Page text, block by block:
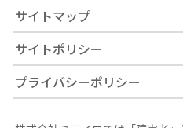
サイトマップ
サイトポリシー
プライバシーポリシー